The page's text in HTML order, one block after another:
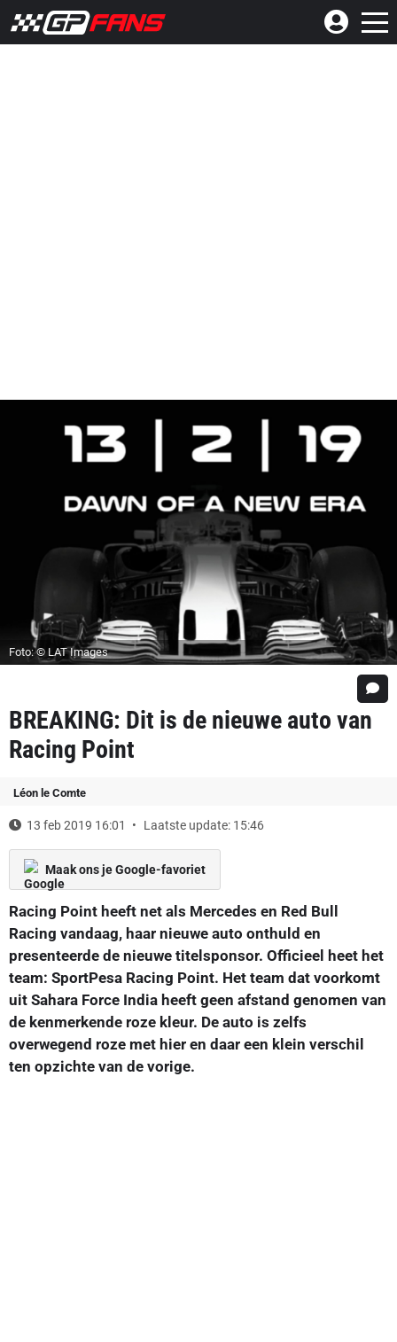
Foto: © LAT Images
BREAKING: Dit is de nieuwe auto van
Racing Point
Léon le Comte
13 feb 2019 16:01 Laatste update: 15:46
Maak ons je Google-favoriet
Racing Point heeft net als Mercedes en Red Bull
Racing vandaag, haar nieuwe auto onthuld en
presenteerde de nieuwe titelsponsor. Officieel heet het
team: SportPesa Racing Point. Het team dat voorkomt
uit Sahara Force India heeft geen afstand genomen van
de kenmerkende roze kleur. De auto is zelfs
overwegend roze met hier en daar een klein verschil
ten opzichte van de vorige.